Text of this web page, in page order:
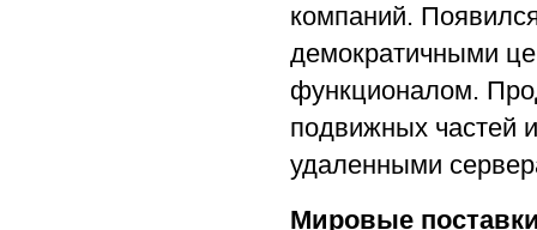
компаний.
демократичными
функционалом.
подвижных частей
удаленными
Мировые